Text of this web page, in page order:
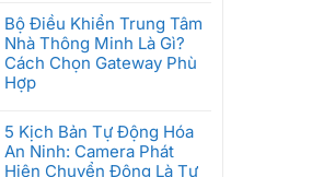
Intercom
Chung
Cư
Thông
Giải
Pháp
Nào
có
bình
luận
ở
GRMS
Gì?
Hệ
Bộ Điều Khiển Trung Tâm
Nhà Thông Minh Là Gì?
Cách Chọn Gateway Phù
Hợp
có
bình
luận
5 Kịch Bản Tự Động Hóa
An Ninh: Camera Phát
Hiện Chuyển Động Là Tự